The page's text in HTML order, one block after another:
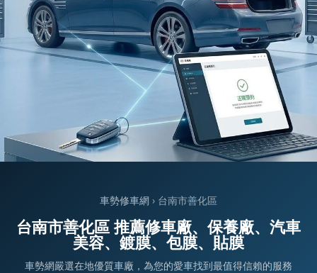
車勢修車網 › 台南市善化區
台南市善化區 推薦修車廠、保養廠、汽車
美容、鍍膜、包膜、貼膜
車勢網嚴選在地優質車廠，為您的愛車找到最值得信賴的服務